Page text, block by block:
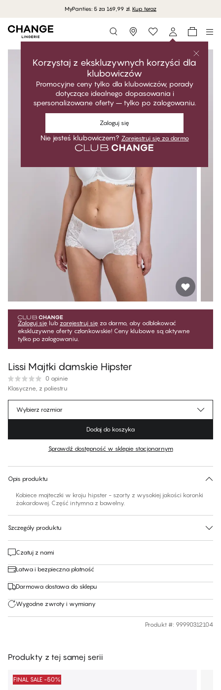
MyPanties: 5 za 169,99 zł. Kup teraz
Storefinder
Korzystaj z ekskluzywnych korzyści dla
klubowiczów
Promocyjne ceny tylko dla klubowiczów, porady
dotyczące idealnego dopasowania i
spersonalizowane oferty – tylko po zalogowaniu.
Zaloguj się
Nie jesteś klubowiczem? Zarejestruj się za darmo
Zaloguj się lub zarejestruj się za darmo, aby odblokować
ekskluzywne oferty członkowskie! Ceny klubowe są aktywne
tylko po zalogowaniu.
Lissi Majtki damskie Hipster
0 opinie
Klasyczne, z poliestru
139,99 złCena regularna
Brak sugerowanego rozmiaru dla tego produktu
Wybierz rozmiar
Dodaj do koszyka
Sprawdź dostępność w sklepie stacjonarnym
Opis produktu
Kobiece majteczki w kroju hipster - szorty z wysokiej jakości koronki
żakardowej. Część intymna z bawełny.
Szczegóły produktu
Czatuj z nami
Łatwa i bezpieczna płatność
Darmowa dostawa do sklepu
Wygodne zwroty i wymiany
Produkt #: 99990312104
Produkty z tej samej serii
FINAL SALE -50%